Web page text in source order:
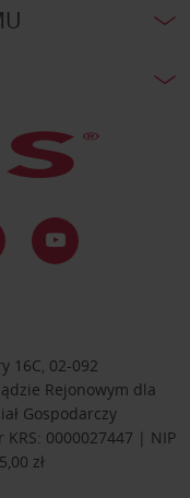
16C, 02-092
Rejonowym dla
Gospodarczy
0000027447 | NIP
zł